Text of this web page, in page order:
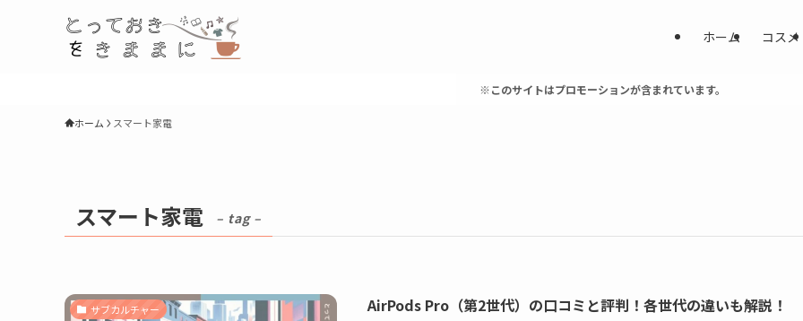
ホーム コスメ
※このサイトはプロモーションが含まれています。
ホーム スマート家電
スマート家電 – tag –
サブカルチャー AirPods Pro（第2世代）の口コミと評判！各世代の違いも解説！